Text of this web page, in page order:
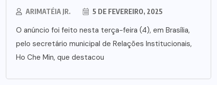
ARIMATÉIA JR. 5 DE FEVEREIRO, 2025
O anúncio foi feito nesta terça-feira (4), em Brasília,
pelo secretário municipal de Relações Institucionais,
Ho Che Min, que destacou